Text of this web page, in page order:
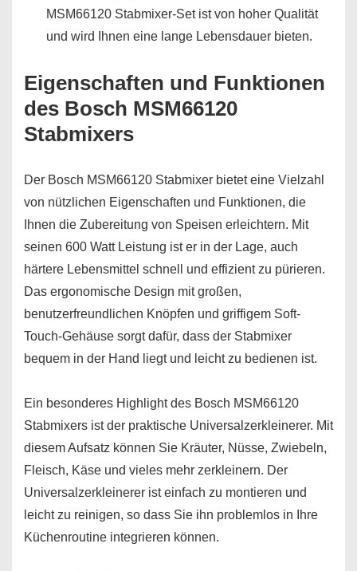
MSM66120 Stabmixer-Set ist von hoher Qualität
und wird Ihnen eine lange Lebensdauer bieten.
Eigenschaften und Funktionen
des Bosch MSM66120
Stabmixers
Der Bosch MSM66120 Stabmixer bietet eine Vielzahl
von nützlichen Eigenschaften und Funktionen, die
Ihnen die Zubereitung von Speisen erleichtern. Mit
seinen 600 Watt Leistung ist er in der Lage, auch
härtere Lebensmittel schnell und effizient zu pürieren.
Das ergonomische Design mit großen,
benutzerfreundlichen Knöpfen und griffigem Soft-
Touch-Gehäuse sorgt dafür, dass der Stabmixer
bequem in der Hand liegt und leicht zu bedienen ist.
Ein besonderes Highlight des Bosch MSM66120
Stabmixers ist der praktische Universalzerkleinerer. Mit
diesem Aufsatz können Sie Kräuter, Nüsse, Zwiebeln,
Fleisch, Käse und vieles mehr zerkleinern. Der
Universalzerkleinerer ist einfach zu montieren und
leicht zu reinigen, so dass Sie ihn problemlos in Ihre
Küchenroutine integrieren können.